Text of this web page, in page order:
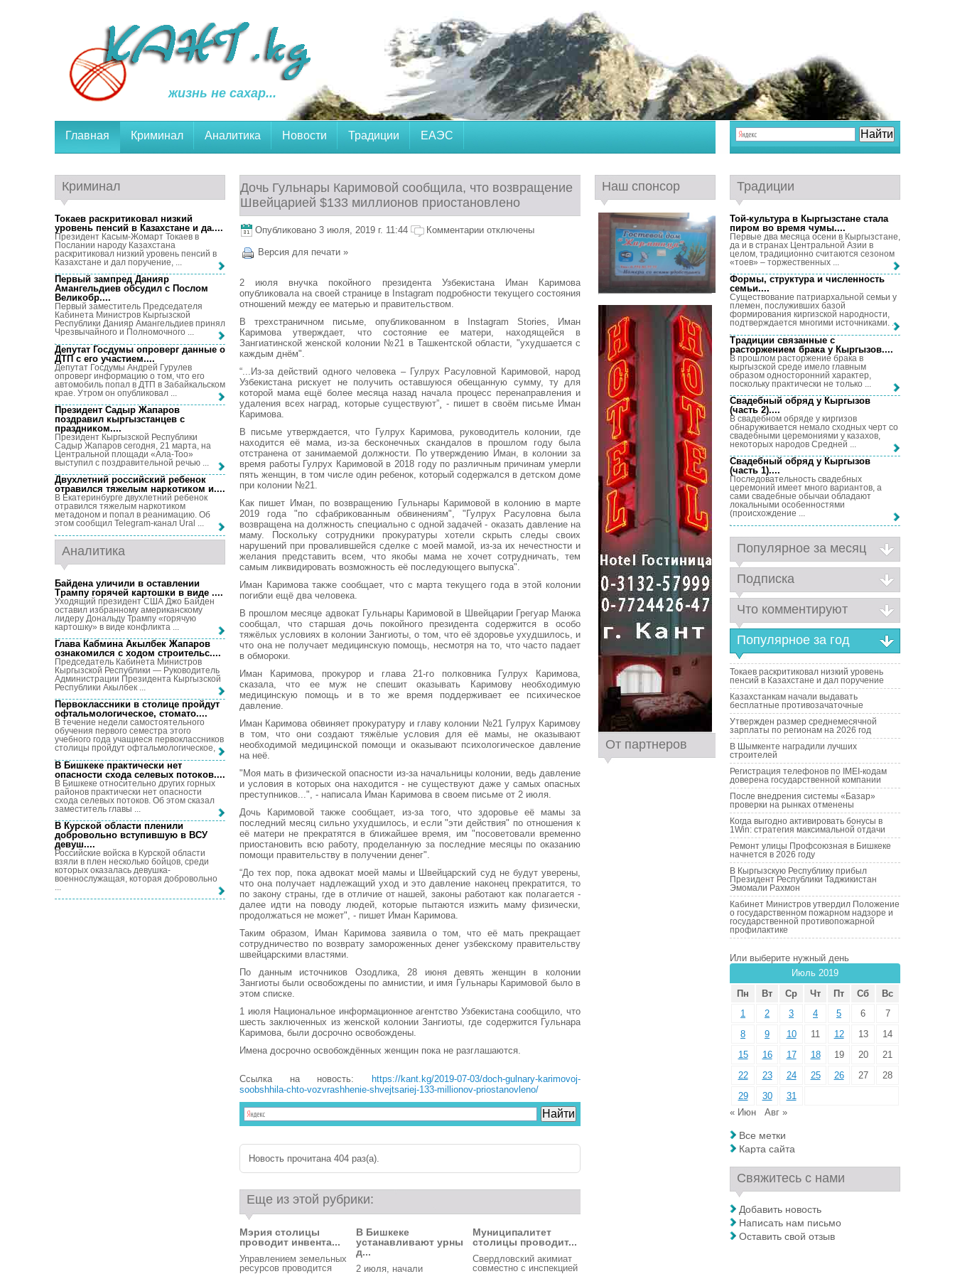
жизнь не сахар...
Главная Криминал Аналитика Новости Традиции ЕАЭС
Дочь Гульнары Каримовой сообщила, что возвращение
Швейцарией $133 миллионов приостановлено
Опубликовано 3 июля, 2019 г. 11:44 Комментарии отключены
Версия для печати »
2 июля внучка покойного президента Узбекистана Иман Каримова
опубликовала на своей странице в Instagram подробности текущего состояния
отношений между ее матерью и правительством.
В трехстраничном письме, опубликованном в Instagram Stories, Иман
Каримова утверждает, что состояние ее матери, находящейся в
Зангиатинской женской колонии №21 в Ташкентской области, "ухудшается с
каждым днём".
“...Из-за действий одного человека – Гулрух Расуловной Каримовой, народ
Узбекистана рискует не получить оставшуюся обещанную сумму, ту для
которой мама ещё более месяца назад начала процесс перенаправления и
удаления всех наград, которые существуют”¸ - пишет в своём письме Иман
Каримова.
В письме утверждается, что Гулрух Каримова, руководитель колонии, где
находится её мама, из-за бесконечных скандалов в прошлом году была
отстранена от занимаемой должности. По утверждению Иман, в колонии за
время работы Гулрух Каримовой в 2018 году по различным причинам умерли
пять женщин, в том числе один ребенок, который содержался в детском доме
при колонии №21.
Как пишет Иман, по возвращению Гульнары Каримовой в колонию в марте
2019 года "по сфабрикованным обвинениям", "Гулрух Расуловна была
возвращена на должность специально с одной задачей - оказать давление на
маму. Поскольку сотрудники прокуратуры хотели скрыть следы своих
нарушений при провалившейся сделке с моей мамой, из-за их нечестности и
желания представить всем, что якобы мама не хочет сотрудничать, тем
самым ликвидировать возможность её последующего выпуска".
Иман Каримова также сообщает, что с марта текущего года в этой колонии
погибли ещё два человека.
В прошлом месяце адвокат Гульнары Каримовой в Швейцарии Грегуар Манжа
сообщал, что старшая дочь покойного президента содержится в особо
тяжёлых условиях в колонии Зангиоты, о том, что её здоровье ухудшилось, и
что она не получает медицинскую помощь, несмотря на то, что часто падает
в обмороки.
Иман Каримова, прокурор и глава 21-го полковника Гулрух Каримова,
сказала, что ее муж не спешит оказывать Каримову необходимую
медицинскую помощь и в то же время поддерживает ее психическое
давление.
Иман Каримова обвиняет прокуратуру и главу колонии №21 Гулрух Каримову
в том, что они создают тяжёлые условия для её мамы, не оказывают
необходимой медицинской помощи и оказывают психологическое давление
на неё.
"Моя мать в физической опасности из-за начальницы колонии, ведь давление
и условия в которых она находится - не существуют даже у самых опасных
преступников...", - написала Иман Каримова в своем письме от 2 июля.
Дочь Каримовой также сообщает, из-за того, что здоровье её мамы за
последний месяц сильно ухудшилось, и если "эти действия" по отношения к
её матери не прекратятся в ближайшее время, им "посоветовали временно
приостановить всю работу, проделанную за последние месяцы по оказанию
помощи правительству в получении денег".
“До тех пор, пока адвокат моей мамы и Швейцарский суд не будут уверены,
что она получает надлежащий уход и это давление наконец прекратится, то
по закону страны, где в отличие от нашей, законы работают как полагается -
далее идти на поводу людей, которые пытаются изжить маму физически,
продолжаться не может", - пишет Иман Каримова.
Таким образом, Иман Каримова заявила о том, что её мать прекращает
сотрудничество по возврату замороженных денег узбекскому правительству
швейцарскими властями.
По данным источников Озодлика, 28 июня девять женщин в колонии
Зангиоты были освобождены по амнистии, и имя Гульнары Каримовой было в
этом списке.
1 июля Национальное информационное агентство Узбекистана сообщило, что
шесть заключенных из женской колонии Зангиоты, где содержится Гульнара
Каримова, были досрочно освобождены.
Имена досрочно освобождённых женщин пока не разглашаются.
Ссылка на новость:
https://kant.kg/2019-07-03/doch-gulnary-karimovoj-
soobshhila-chto-vozvrashhenie-shvejtsariej-133-millionov-priostanovleno/
Новость прочитана 404 раз(a).
Еще из этой рубрики:
Мэрия столицы
проводит инвента...
Управлением земельных
ресурсов проводится
В Бишкеке
устанавливают урны
д...
2 июля, начали
Муниципалитет
столицы проводит...
Свердловский акимиат
совместно с инспекцией
Криминал
Токаев раскритиковал низкий
уровень пенсий в Казахстане и да....
Президент Касым-Жомарт Токаев в
Послании народу Казахстана
раскритиковал низкий уровень пенсий в
Казахстане и дал поручение, ...
Первый зампред Данияр
Амангельдиев обсудил с Послом
Великобр....
Первый заместитель Председателя
Кабинета Министров Кыргызской
Республики Данияр Амангельдиев принял
Чрезвычайного и Полномочного ...
Депутат Госдумы опроверг данные о
ДТП с его участием....
Депутат Госдумы Андрей Гурулев
опроверг информацию о том, что его
автомобиль попал в ДТП в Забайкальском
крае. Утром он опубликовал ...
Президент Садыр Жапаров
поздравил кыргызстанцев с
праздником....
Президент Кыргызской Республики
Садыр Жапаров сегодня, 21 марта, на
Центральной площади «Ала-Тоо»
выступил с поздравительной речью ...
Двухлетний российский ребенок
отравился тяжелым наркотиком и....
В Екатеринбурге двухлетний ребенок
отравился тяжелым наркотиком
метадоном и попал в реанимацию. Об
этом сообщил Telegram-канал Ural ...
Аналитика
Байдена уличили в оставлении
Трампу горячей картошки в виде ....
Уходящий президент США Джо Байден
оставил избранному американскому
лидеру Дональду Трампу «горячую
картошку» в виде конфликта ...
Глава Кабмина Акылбек Жапаров
ознакомился с ходом строительс....
Председатель Кабинета Министров
Кыргызской Республики — Руководитель
Администрации Президента Кыргызской
Республики Акылбек ...
Первоклассники в столице пройдут
офтальмологическое, стомато....
В течение недели самостоятельного
обучения первого семестра этого
учебного года учащиеся первоклассников
столицы пройдут офтальмологическое, ...
В Бишкеке практически нет
опасности схода селевых потоков....
В Бишкеке относительно других горных
районов практически нет опасности
схода селевых потоков. Об этом сказал
заместитель главы ...
В Курской области пленили
добровольно вступившую в ВСУ
девуш....
Российские войска в Курской области
взяли в плен несколько бойцов, среди
которых оказалась девушка-
военнослужащая, которая добровольно
...
Наш спонсор
От партнеров
Традиции
Той-культура в Кыргызстане стала
пиром во время чумы....
Первые два месяца осени в Кыргызстане,
да и в странах Центральной Азии в
целом, традиционно считаются сезоном
«тоев» – торжественных ...
Формы, структура и численность
семьи....
Существование патриархальной семьи у
племен, послуживших базой
формирования киргизской народности,
подтверждается многими источниками. ...
Традиции связанные с
расторжением брака у Кыргызов....
В прошлом расторжение брака в
кыргызской среде имело главным
образом односторонний характер,
поскольку практически не только ...
Свадебный обряд у Кыргызов
(часть 2)....
В свадебном обряде у киргизов
обнаруживается немало сходных черт со
свадебными церемониями у казахов,
некоторых народов Средней ...
Свадебный обряд у Кыргызов
(часть 1)....
Последовательность свадебных
церемоний имеет много вариантов, а
сами свадебные обычаи обладают
локальными особенностями
(происхождение ...
Популярное за месяц
Подписка
Что комментируют
Популярное за год
Токаев раскритиковал низкий уровень
пенсий в Казахстане и дал поручение
Казахстанкам начали выдавать
бесплатные противозачаточные
Утвержден размер среднемесячной
зарплаты по регионам на 2026 год
В Шымкенте наградили лучших
строителей
Регистрация телефонов по IMEI-кодам
доверена государственной компании
После внедрения системы «Базар»
проверки на рынках отменены
Когда выгодно активировать бонусы в
1Win: стратегия максимальной отдачи
Ремонт улицы Профсоюзная в Бишкеке
начнется в 2026 году
В Кыргызскую Республику прибыл
Президент Республики Таджикистан
Эмомали Рахмон
Кабинет Министров утвердил Положение
о государственном пожарном надзоре и
государственной противопожарной
профилактике
Или выберите нужный день
Июль 2019
Пн
Вт Ср Чт Пт Сб
Вс
1
2 3 4 5 6
7
8
9 10 11 12 13
14
15
16 17 18 19 20
21
22
23 24 25 26 27
28
29
30
31
« Июн
Авг »
Все метки
Карта сайта
Свяжитесь с нами
Добавить новость
Написать нам письмо
Оставить свой отзыв